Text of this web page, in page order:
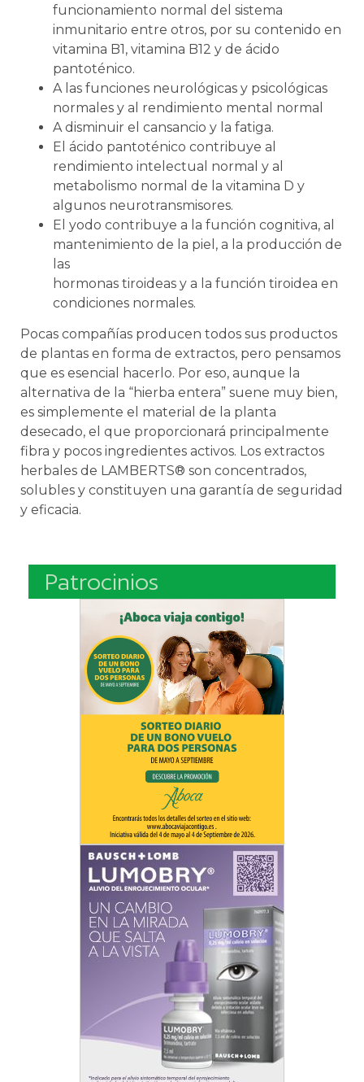
funcionamiento normal del sistema
inmunitario entre otros, por su contenido en
vitamina B1, vitamina B12 y de ácido
pantoténico.
A las funciones neurológicas y psicológicas
normales y al rendimiento mental normal
A disminuir el cansancio y la fatiga.
El ácido pantoténico contribuye al
rendimiento intelectual normal y al
metabolismo normal de la vitamina D y
algunos neurotransmisores.
El yodo contribuye a la función cognitiva, al
mantenimiento de la piel, a la producción de
las
hormonas tiroideas y a la función tiroidea en
condiciones normales.
Pocas compañías producen todos sus productos
de plantas en forma de extractos, pero pensamos
que es esencial hacerlo. Por eso, aunque la
alternativa de la “hierba entera” suene muy bien,
es simplemente el material de la planta
desecado, el que proporcionará principalmente
fibra y pocos ingredientes activos. Los extractos
herbales de LAMBERTS® son concentrados,
solubles y constituyen una garantía de seguridad
y eficacia.
Patrocinios